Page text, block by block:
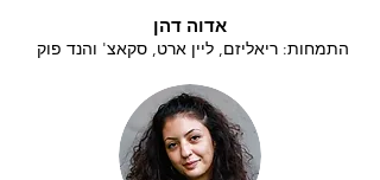
אדוה דהן
התמחות: ריאליזם, ליין ארט, סקאצ' והנד פוק